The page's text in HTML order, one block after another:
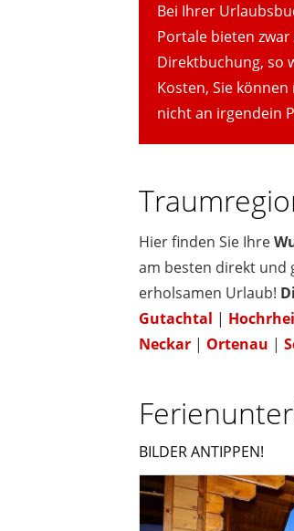
Bei Ihrer
Portale bieten
Direktbuchung, so
Kosten, Sie
nicht an irgendein
Hier finden Sie Ihre
am besten direkt und
erholsamen Urlaub!
Gutachtal |
Neckar | Ortenau |
BILDER ANTIPPEN!